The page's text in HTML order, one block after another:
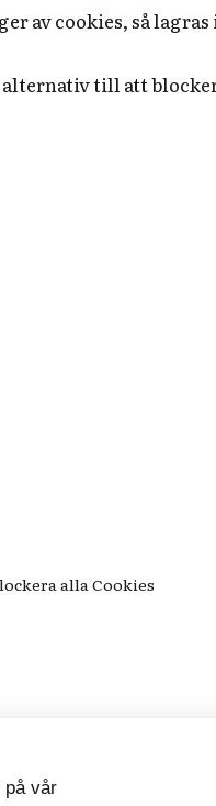
av cookies, så
till att
alla Cookies
på vår